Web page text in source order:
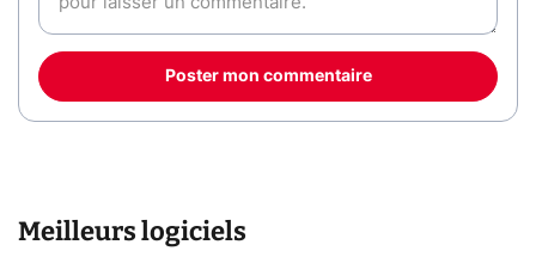
Poster mon commentaire
Meilleurs logiciels